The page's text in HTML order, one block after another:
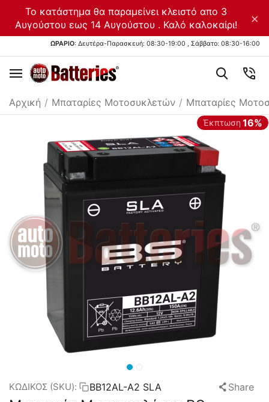
Το κατάστημα θα παραμείνει κλειστό απο 3
Αυγούστου εως 14 Αυγούστου . Καλό καλοκαίρι!
×
ΩΡΑΡΙΟ: Δευτέρα-Παρασκευή: 08:30-19:00 , Σάββατο: 08:30-16:00
Αρχική / Μπαταρίες Μοτοσυκλετών / Μπαταρίες
Έκπτωση 16%
ΚΩΔΙΚΟΣ (SKU): BB12AL-A2 SLA Share